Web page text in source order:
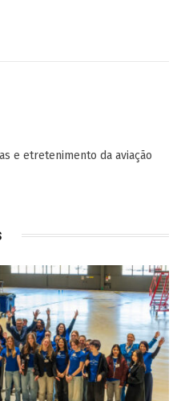
e etretenimento da aviação